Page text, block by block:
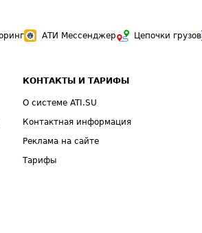
АТИ Мессенджер Цепочки грузов
КОНТАКТЫ И ТАРИФЫ
О системе ATI.SU
Контактная информация
Реклама на сайте
Тарифы